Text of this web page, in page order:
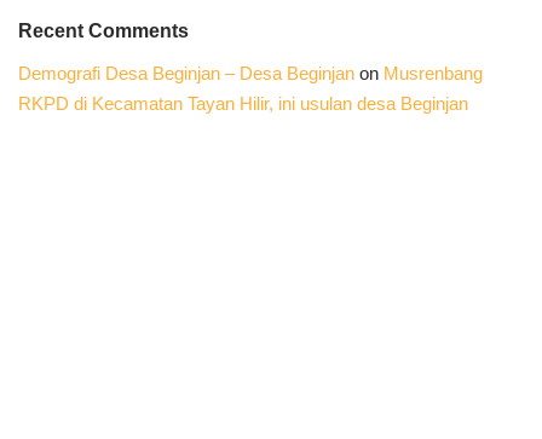
Recent Comments
Demografi Desa Beginjan – Desa Beginjan on Musrenbang
RKPD di Kecamatan Tayan Hilir, ini usulan desa Beginjan